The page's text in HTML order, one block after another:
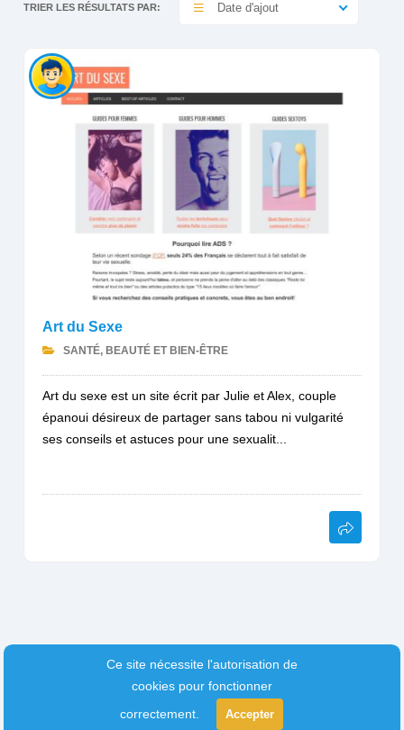
TRIER LES RÉSULTATS PAR: Date d'ajout
Art du Sexe
SANTÉ, BEAUTÉ ET BIEN-ÊTRE
Art du sexe est un site écrit par Julie et Alex, couple
épanoui désireux de partager sans tabou ni vulgarité
ses conseils et astuces pour une sexualit...
Ce site nécessite l'autorisation de
cookies pour fonctionner
correctement.
Accepter